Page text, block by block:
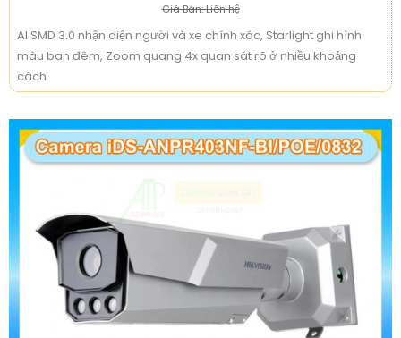
Giá Bán: Liên hệ
AI SMD 3.0 nhận diện người và xe chính xác, Starlight ghi hình
màu ban đêm, Zoom quang 4x quan sát rõ ở nhiều khoảng
cách